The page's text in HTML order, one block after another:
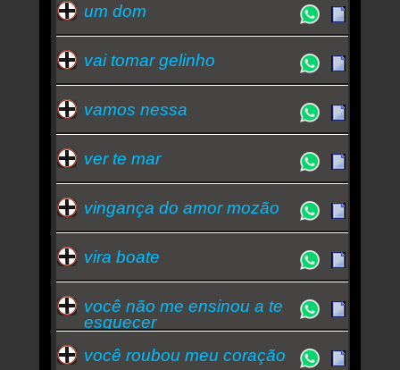
um dom
vai tomar gelinho
vamos nessa
ver te mar
vingança do amor mozão
vira boate
você não me ensinou a te
esquecer
você roubou meu coração